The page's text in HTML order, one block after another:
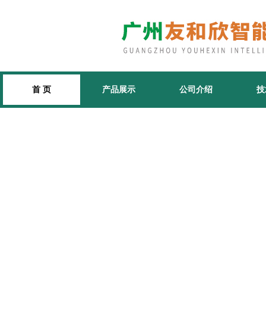
首 页 产品展示 公司介绍